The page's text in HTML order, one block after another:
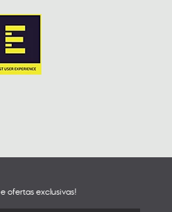
ofertas exclusivas!